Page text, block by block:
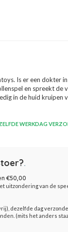
Is er een dokter
en spreekt de
in de huid kruipen
WERKDAG
.
€50,00
uitzondering van de
dezelfde dag
(mits het anders